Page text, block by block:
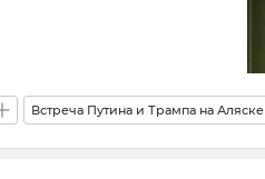
Встреча Путина и Трампа на Аляске
Иран Политика Новости